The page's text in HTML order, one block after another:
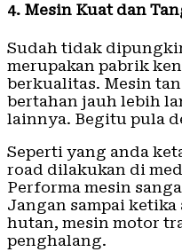
4. Mesin Kuat dan
Sudah tidak
merupakan pabrik
berkualitas. Mesin
bertahan jauh lebih
lainnya. Begitu pula
Seperti yang anda
road dilakukan di
Performa mesin
Jangan sampai
hutan, mesin motor
penghalang.